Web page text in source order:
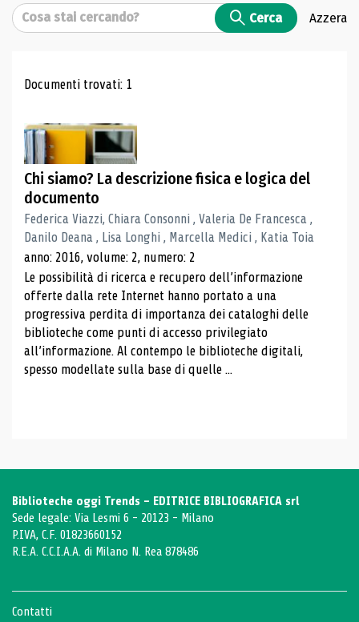
Cerca Cerca Azzera
Risultati di ricerca
Documenti trovati: 1
Chi siamo? La descrizione fisica e logica del
documento
Federica Viazzi, Chiara Consonni , Valeria De Francesca ,
Danilo Deana , Lisa Longhi , Marcella Medici , Katia Toia
anno: 2016, volume: 2, numero: 2
Le possibilità di ricerca e recupero dell’informazione
offerte dalla rete Internet hanno portato a una
progressiva perdita di importanza dei cataloghi delle
biblioteche come punti di accesso privilegiato
all’informazione. Al contempo le biblioteche digitali,
spesso modellate sulla base di quelle ...
Biblioteche oggi Trends - EDITRICE BIBLIOGRAFICA srl
Sede legale: Via Lesmi 6 - 20123 - Milano
P.IVA, C.F. 01823660152
R.E.A. C.C.I.A.A. di Milano N. Rea 878486
Contatti